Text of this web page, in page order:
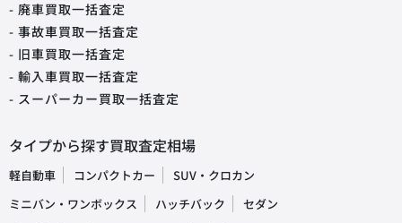
- 廃車買取一括査定
- 事故車買取一括査定
- 旧車買取一括査定
- 輸入車買取一括査定
- スーパーカー買取一括査定
タイプから探す買取査定相場
軽自動車 コンパクトカー
SUV・クロカン
ミニバン・ワンボックス
ハッチバック
セダン